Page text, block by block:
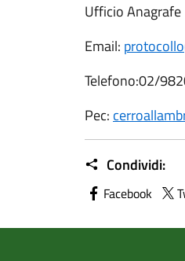
Ufficio Anagrafe
Email:
Telefono:02/
Pec:
Condividi:
Facebook